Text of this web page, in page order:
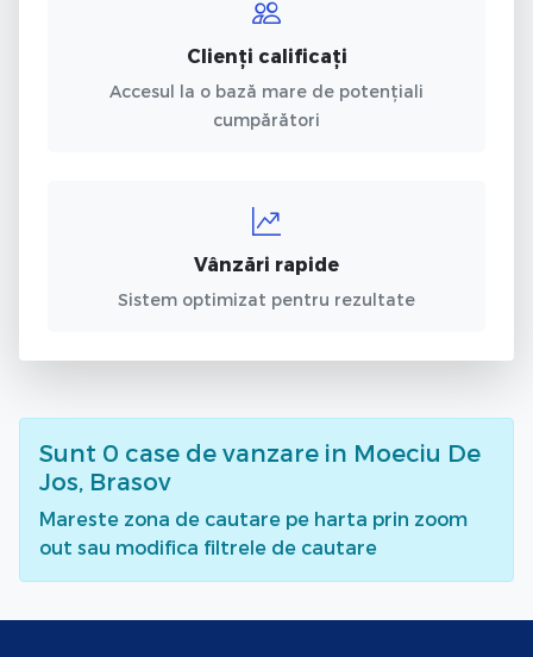
Clienți calificați
Accesul la o bază mare de potențiali
cumpărători
Vânzări rapide
Sistem optimizat pentru rezultate
Sunt 0 case de vanzare in Moeciu De
Jos, Brasov
Mareste zona de cautare pe harta prin zoom
out sau modifica filtrele de cautare